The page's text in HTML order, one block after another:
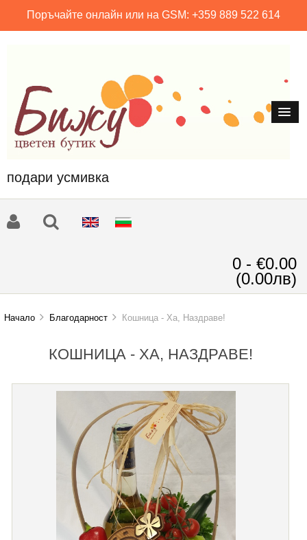
Поръчайте онлайн или на GSM: +359 889 522 614
подари усмивка
0 - €0.00
(0.00лв)
Начало Благодарност Кошница - Ха, Наздраве!
КОШНИЦА - ХА, НАЗДРАВЕ!